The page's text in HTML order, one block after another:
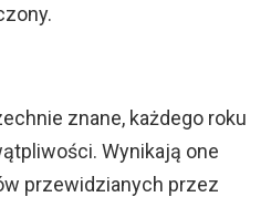
znane, każdego roku
Wynikają one
przewidzianych przez